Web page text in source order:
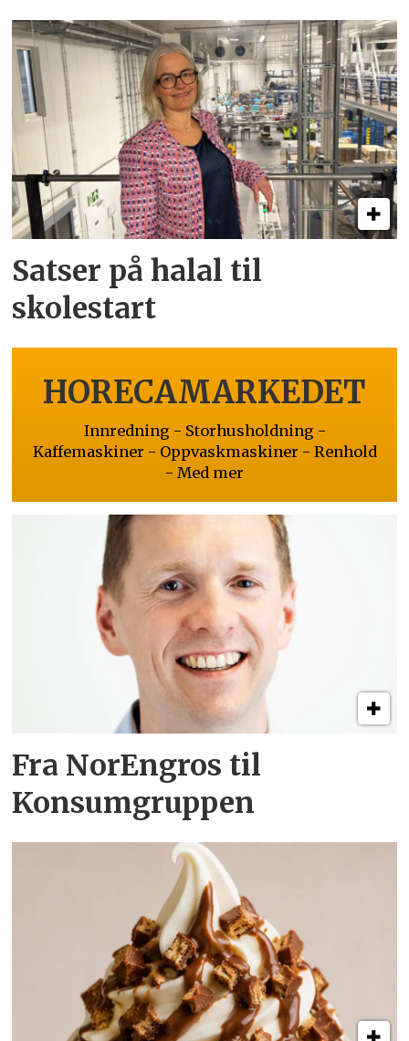
Satser på halal til
skolestart
HORECAMARKEDET
Innredning - Storhusholdning -
Kaffemaskiner - Oppvaskmaskiner - Renhold
- Med mer
Fra NorEngros til
Konsumgruppen